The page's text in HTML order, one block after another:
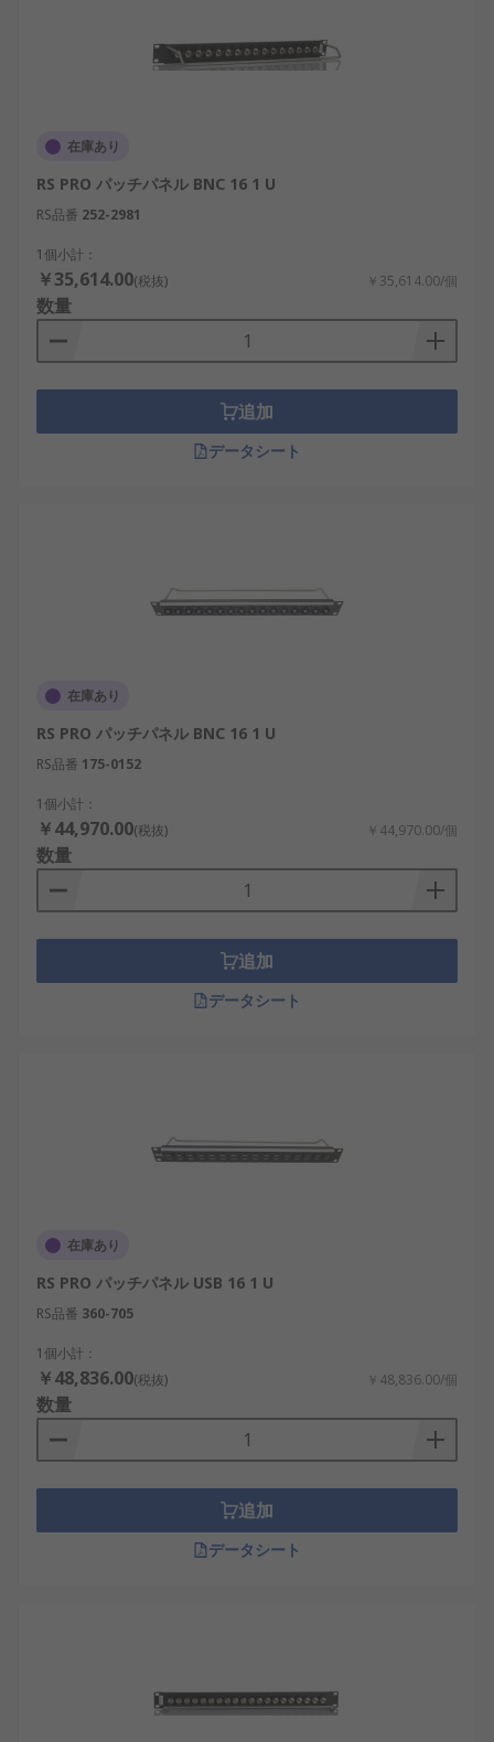
在庫あり
RS PRO パッチパネル BNC 16 1 U
RS品番 252-2981
1個小計：
￥35,614.00(税抜) ￥35,614.00/個
数量
追加
データシート
在庫あり
RS PRO パッチパネル BNC 16 1 U
RS品番 175-0152
1個小計：
￥44,970.00(税抜) ￥44,970.00/個
数量
追加
データシート
在庫あり
RS PRO パッチパネル USB 16 1 U
RS品番 360-705
1個小計：
￥48,836.00(税抜) ￥48,836.00/個
数量
追加
データシート